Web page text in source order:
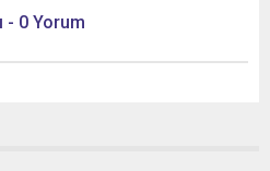
- 0 Yorum